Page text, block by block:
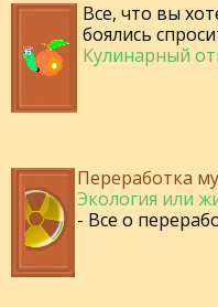
Все, что вы
боялись
Кулинарный
Переработка
Экология или
- Все о